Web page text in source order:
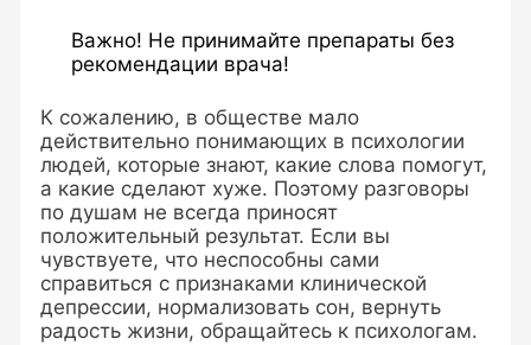
Важно! Не принимайте препараты без
рекомендации врача!
К сожалению, в обществе мало
действительно понимающих в психологии
людей, которые знают, какие слова помогут,
а какие сделают хуже. Поэтому разговоры
по душам не всегда приносят
положительный результат. Если вы
чувствуете, что неспособны сами
справиться с признаками клинической
депрессии, нормализовать сон, вернуть
радость жизни, обращайтесь к психологам.